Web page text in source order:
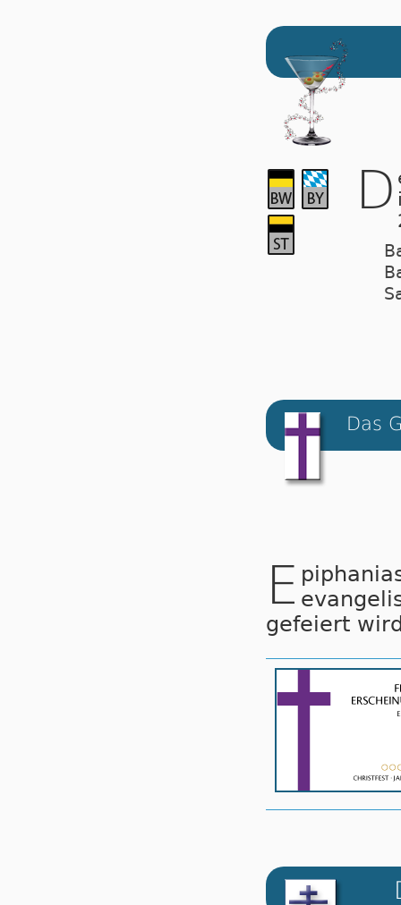
D
Das
E
ge­fei­ert